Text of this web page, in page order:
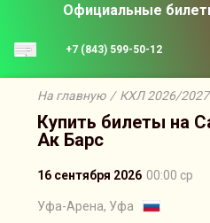
Официальные
+7 (843) 599-50-12
На главную / КХЛ 2026/2027
Купить билеты на
Ак Барс
16 сентября 2026 00:00 ср
Уфа-Арена, Уфа